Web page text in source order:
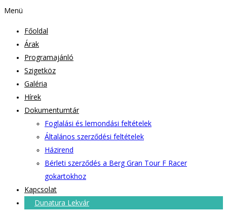
Menü
Főoldal
Árak
Programajánló
Szigetköz
Galéria
Hírek
Dokumentumtár
Foglalási és lemondási feltételek
Általános szerződési feltételek
Házirend
Bérleti szerződés a Berg Gran Tour F Racer
gokartokhoz
Kapcsolat
Dunatura Lekvár